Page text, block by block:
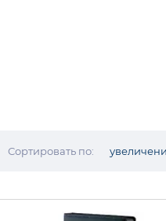
Сортировать по: